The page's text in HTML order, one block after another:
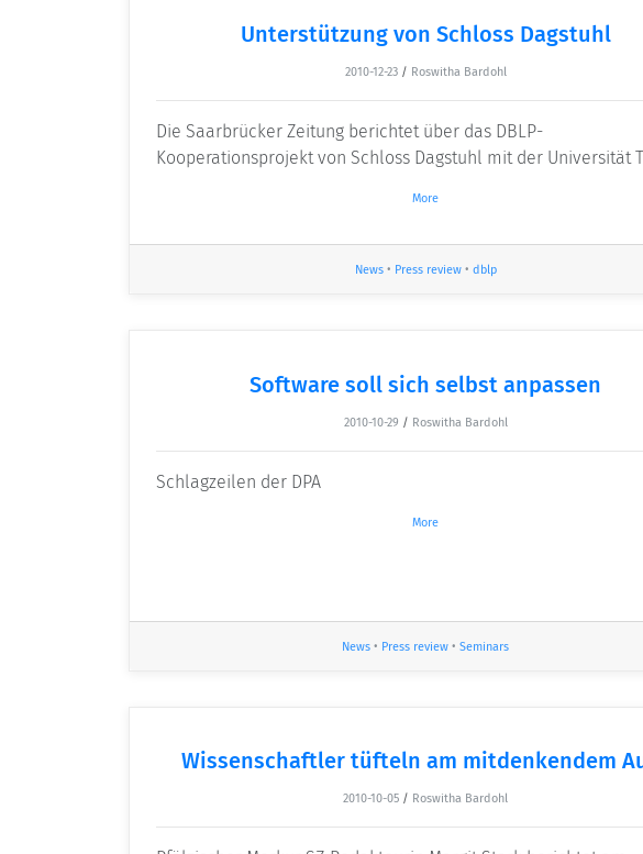
Unterstützung von Schloss Dagstuhl
2010-12-23 / Roswitha Bardohl
Die Saarbrücker Zeitung berichtet über das DBLP-
Kooperationsprojekt von Schloss Dagstuhl mit der Universität
More
News• Press review• dblp
Software soll sich selbst anpassen
2010-10-29 / Roswitha Bardohl
Schlagzeilen der DPA
More
News • Press review • Seminars
Wissenschaftler tüfteln am mitdenkendem
2010-10-05 / Roswitha Bardohl